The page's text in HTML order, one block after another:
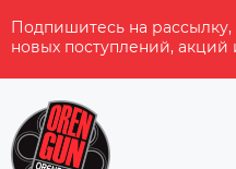
Подпишитесь на
новых поступлений, акций